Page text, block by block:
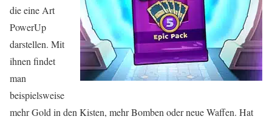
die eine Art
PowerUp
darstellen. Mit
ihnen findet
man
beispielsweise
mehr Gold in den Kisten, mehr Bomben oder neue Waffen. Hat